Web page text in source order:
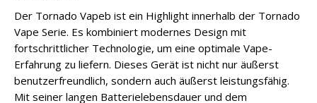
Der Tornado Vapeb ist ein Highlight innerhalb der Tornado
Vape Serie. Es kombiniert modernes Design mit
fortschrittlicher Technologie, um eine optimale Vape-
Erfahrung zu liefern. Dieses Gerät ist nicht nur äußerst
benutzerfreundlich, sondern auch äußerst leistungsfähig.
Mit seiner langen Batterielebensdauer und dem